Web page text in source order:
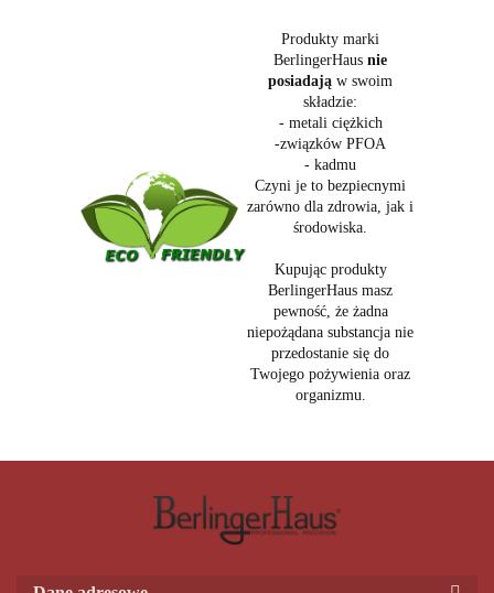
Produkty marki
BerlingerHaus nie
posiadają w swoim
składzie:
- metali ciężkich
-związków PFOA
- kadmu
Czyni je to bezpiecnymi
zarówno dla zdrowia, jak i
środowiska.
Kupując produkty
BerlingerHaus masz
pewność, że żadna
niepożądana substancja nie
przedostanie się do
Twojego pożywienia oraz
organizmu.